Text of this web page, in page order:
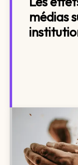
médias